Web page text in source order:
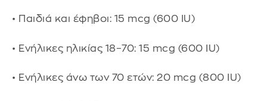
• Παιδιά και έφηβοι: 15 mcg (600 IU)
• Ενήλικες ηλικίας 18–70: 15 mcg (600 IU)
• Ενήλικες άνω των 70 ετών: 20 mcg (800 IU)